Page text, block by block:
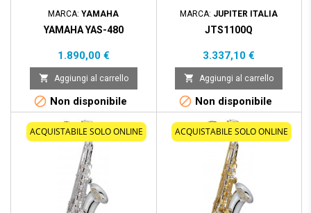
MARCA:YAMAHA
YAMAHA YAS-480
Prezzo
1.890,00 €
 Aggiungi al carrello
 Non disponibile
MARCA: JUPITER ITALIA
JTS1100Q
Prezzo
3.337,10 €
 Aggiungi al carrello
 Non disponibile
ACQUISTABILE SOLO ONLINE ACQUISTABILE SOLO ONLINE